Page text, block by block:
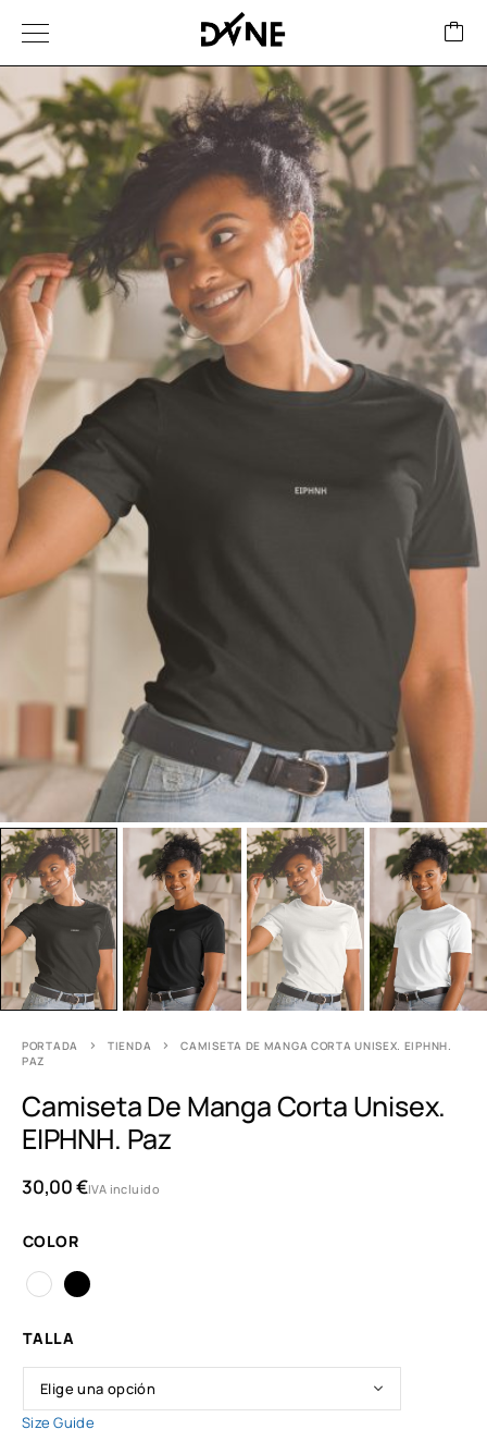
PORTADA TIENDA
CAMISETA DE MANGA CORTA UNISEX. ΕΙΡΗΝΗ.
PAZ
Camiseta De Manga Corta Unisex.
ΕΙΡΗΝΗ. Paz
30,00€IVA incluido
COLOR
TALLA
Size Guide